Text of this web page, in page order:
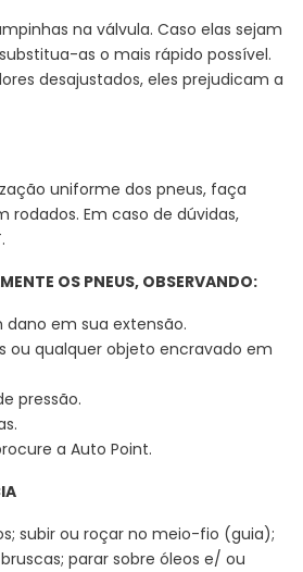
na válvula. Caso elas sejam
as o mais rápido possível.
desajustados, eles prejudicam a
uniforme dos pneus, faça
rodados. Em caso de dúvidas,
OS PNEUS, OBSERVANDO:
em sua extensão.
ou qualquer objeto encravado em
pressão.
a Auto Point.
subir ou roçar no meio-fio (guia);
parar sobre óleos e/ ou